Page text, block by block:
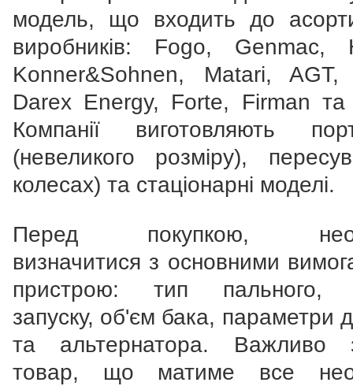
модель, що входить до
виробників: Fogo, Genmac,
Konner&Sohnen, Matari, AGT,
Darex Energy, Forte, Firman та
Компанії виготовляють
(невеликого розміру),
колесах) та стаціонарні моделі.
Перед покупкою,
визначитися з основними
пристрою: тип пального,
запуску, об'єм бака, параметри
та альтернатора. Важливо
товар, що матиме все